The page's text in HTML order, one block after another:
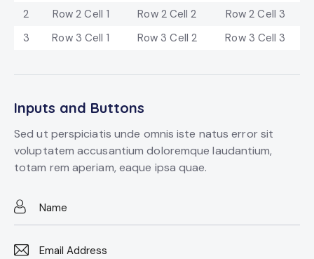
2
Row 2 Cell 1 Row 2 Cell 2
Row 2 Cell 3
3
Row 3 Cell 1 Row 3 Cell 2 Row 3 Cell 3
Inputs and Buttons
Sed ut perspiciatis unde omnis iste natus error sit
voluptatem accusantium doloremque laudantium,
totam rem aperiam, eaque ipsa quae.